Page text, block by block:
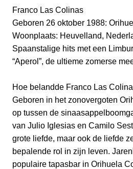
Franco Las Colinas
Geboren 26 oktober 1988:
Woonplaats: Heuvelland,
Spaanstalige hits met een
“Aperol”, de ultieme zomerse
Hoe belandde Franco Las
Geboren in het zonovergoten
op tussen de
van Julio Iglesias en Camilo
grote liefde, maar ook de liefde
bepalende rol in zijn leven.
populaire tapasbar in Orihuela